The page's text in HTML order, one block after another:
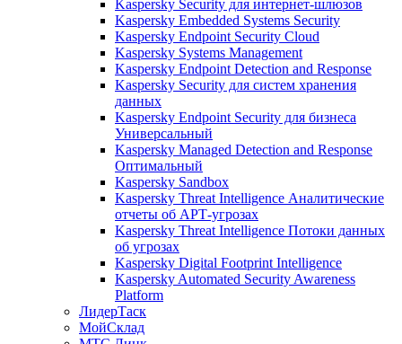
Kaspersky Security для интернет-шлюзов
Kaspersky Embedded Systems Security
Kaspersky Endpoint Security Cloud
Kaspersky Systems Management
Kaspersky Endpoint Detection and Response
Kaspersky Security для систем хранения
данных
Kaspersky Endpoint Security для бизнеса
Универсальный
Kaspersky Managed Detection and Response
Оптимальный
Kaspersky Sandbox
Kaspersky Threat Intelligence Аналитические
отчеты об АРТ-угрозах
Kaspersky Threat Intelligence Потоки данных
об угрозах
Kaspersky Digital Footprint Intelligence
Kaspersky Automated Security Awareness
Platform
ЛидерТаск
МойСклад